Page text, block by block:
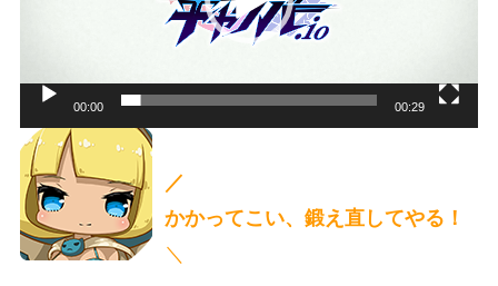
ー
00:00 00:29
／
かかってこい、鍛え直してやる！
＼